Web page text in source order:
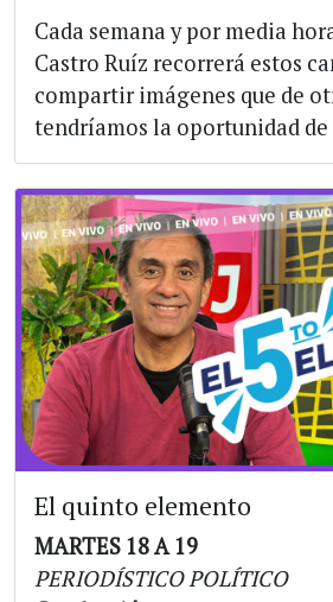
Cada semana y por media
Castro Ruíz recorrerá estos
compartir imágenes que de
tendríamos la oportunidad de
El quinto elemento
MARTES 18 A 19
PERIODÍSTICO POLÍTICO